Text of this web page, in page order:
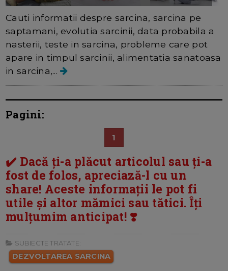
Cauti informatii despre sarcina, sarcina pe
saptamani, evolutia sarcinii, data probabila a
nasterii, teste in sarcina, probleme care pot
apare in timpul sarcinii, alimentatia sanatoasa
in sarcina,...
Pagini:
1
✔️ Dacă ți-a plăcut articolul sau ți-a
fost de folos, apreciază-l cu un
share! Aceste informații le pot fi
utile și altor mămici sau tătici. Îți
mulțumim anticipat! ❣️
SUBIECTE TRATATE:
DEZVOLTAREA SARCINA